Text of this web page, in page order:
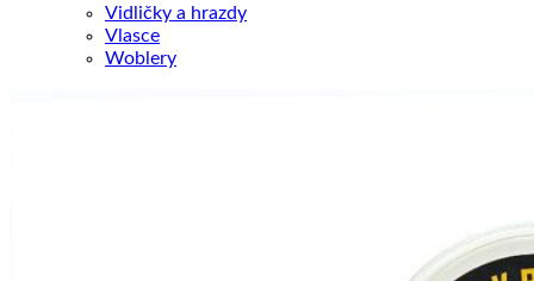
Vidličky a hrazdy
Vlasce
Woblery